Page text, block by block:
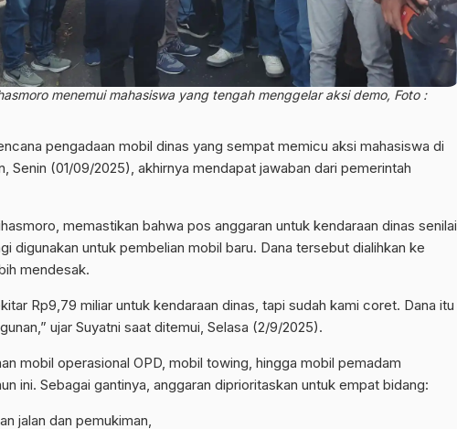
menemui mahasiswa yang tengah menggelar aksi demo, Foto :
pengadaan mobil dinas yang sempat memicu aksi mahasiswa di
Senin (01/09/2025), akhirnya mendapat jawaban dari pemerintah
memastikan bahwa pos anggaran untuk kendaraan dinas senilai
digunakan untuk pembelian mobil baru. Dana tersebut dialihkan ke
mendesak.
Rp9,79 miliar untuk kendaraan dinas, tapi sudah kami coret. Dana itu
ujar Suyatni saat ditemui, Selasa (2/9/2025).
mobil operasional OPD, mobil towing, hingga mobil pemadam
ini. Sebagai gantinya, anggaran diprioritaskan untuk empat bidang:
jalan dan pemukiman,